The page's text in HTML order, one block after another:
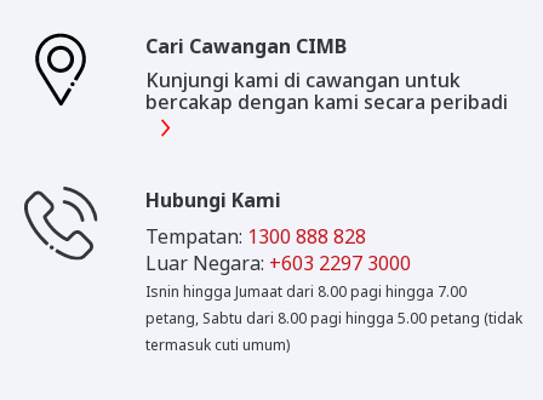
Cari Cawangan CIMB
Kunjungi kami di cawangan untuk
bercakap dengan kami secara peribadi
Hubungi Kami
Tempatan: 1300 888 828
Luar Negara: +603 2297 3000
Isnin hingga Jumaat dari 8.00 pagi hingga 7.00
petang, Sabtu dari 8.00 pagi hingga 5.00 petang (tidak
termasuk cuti umum)